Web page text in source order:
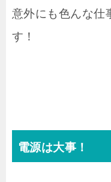
意外にも色んな仕
す！
電源は大事！